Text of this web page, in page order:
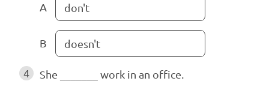
A don't
B doesn't
4 She _______ work in an office.